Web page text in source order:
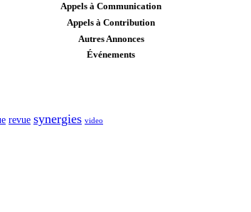
Appels à Communication
Appels à Contribution
Autres Annonces
Événements
revue synergies video